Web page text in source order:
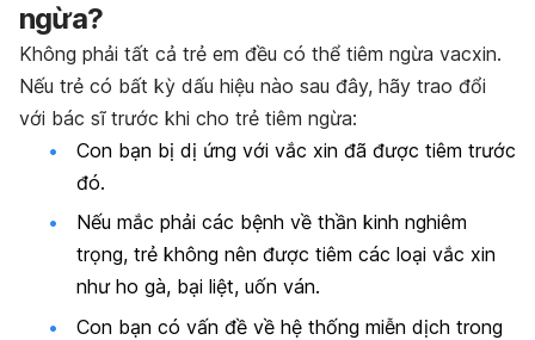
ngừa?
Không phải tất cả trẻ em đều có thể tiêm ngừa vacxin.
Nếu trẻ có bất kỳ dấu hiệu nào sau đây, hãy trao đổi
với bác sĩ trước khi cho trẻ tiêm ngừa:
Con bạn bị dị ứng với vắc xin đã được tiêm trước
đó.
Nếu mắc phải các bệnh về thần kinh nghiêm
trọng, trẻ không nên được tiêm các loại vắc xin
như ho gà, bại liệt, uốn ván.
Con bạn có vấn đề về hệ thống miễn dịch trong